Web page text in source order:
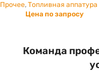
Прочее,Топливная аппатура
Цена по запросу
Команда